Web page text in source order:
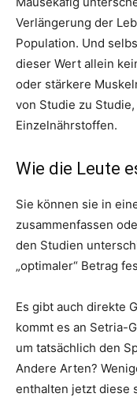
Verlängerung der
Population. Und
dieser Wert allein
oder stärkere
von Studie zu
Einzelnährstoffen.
Wie die Leute
Sie können sie in
zusammenfassen
den Studien
„optimaler“ Betrag
Es gibt auch direkte
kommt es an Setria-
um tatsächlich den
Andere Arten?
enthalten jetzt diese